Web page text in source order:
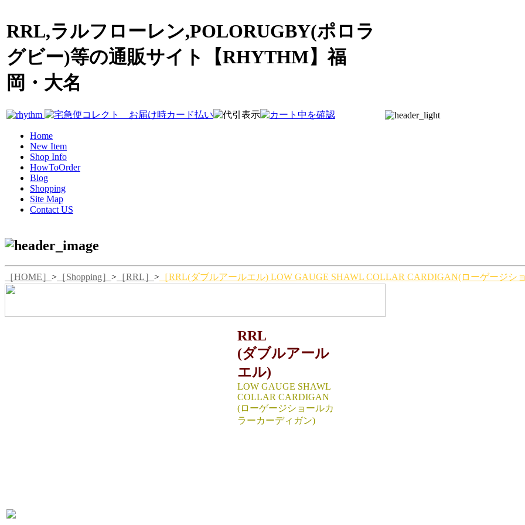
RRL,ラルフローレン,POLORUGBY(ポロラ
グビー)等の通販サイト【RHYTHM】福
岡・大名
Home
New Item
Shop Info
HowToOrder
Blog
Shopping
Site Map
Contact US
［HOME］ > ［Shopping］ > ［RRL］ > ［RRL(ダブルアールエル) LOW GAUGE SHAWL COLLAR CARDIGAN(ローゲージシ
RRL
(ダブルアール
エル)
LOW GAUGE SHAWL
COLLAR CARDIGAN
(ローゲージショールカ
ラーカーディガン)